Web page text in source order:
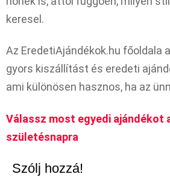
keresel.
Az EredetiAjándékok.hu főoldala
gyors kiszállítást és eredeti
ami különösen hasznos, ha az
Válassz most egyedi ajándékot
születésnapra
Szólj hozzá!